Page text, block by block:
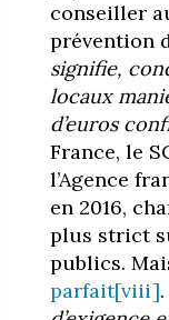
conseiller
prévention
signifie,
locaux
d’euros
France, le
l’Agence
en 2016,
plus strict
publics.
parfait[viii]